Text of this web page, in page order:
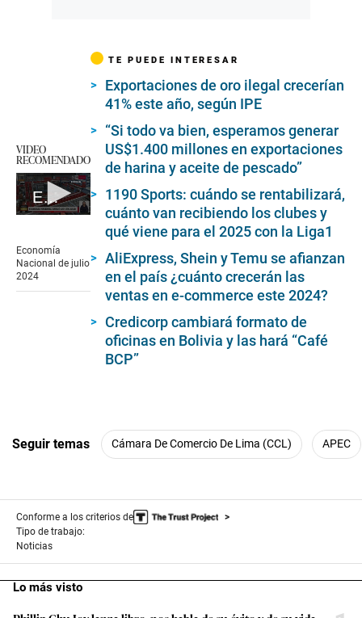
VIDEO
RECOMENDADO
Economía Nacional de julio 2024
of
39
seconds
Economía
Nacional de julio
2024
TE PUEDE INTERESAR
Exportaciones de oro ilegal crecerían
41% este año, según IPE
“Si todo va bien, esperamos generar
US$1.400 millones en exportaciones
de harina y aceite de pescado”
1190 Sports: cuándo se rentabilizará,
cuánto van recibiendo los clubes y
qué viene para el 2025 con la Liga1
AliExpress, Shein y Temu se afianzan
en el país ¿cuánto crecerán las
ventas en e-commerce este 2024?
Credicorp cambiará formato de
oficinas en Bolivia y las hará “Café
BCP”
Seguir temas Cámara De Comercio De Lima (CCL) APEC
Conforme a los criterios de
Tipo de trabajo:
Noticias
Lo más visto